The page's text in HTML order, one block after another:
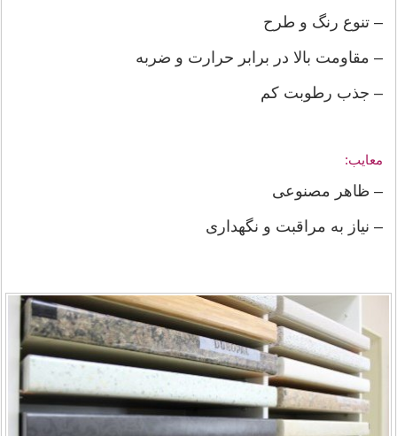
– تنوع رنگ و طرح
– مقاومت بالا در برابر حرارت و ضربه
– جذب رطوبت کم
معایب:
– ظاهر مصنوعی
– نیاز به مراقبت و نگهداری